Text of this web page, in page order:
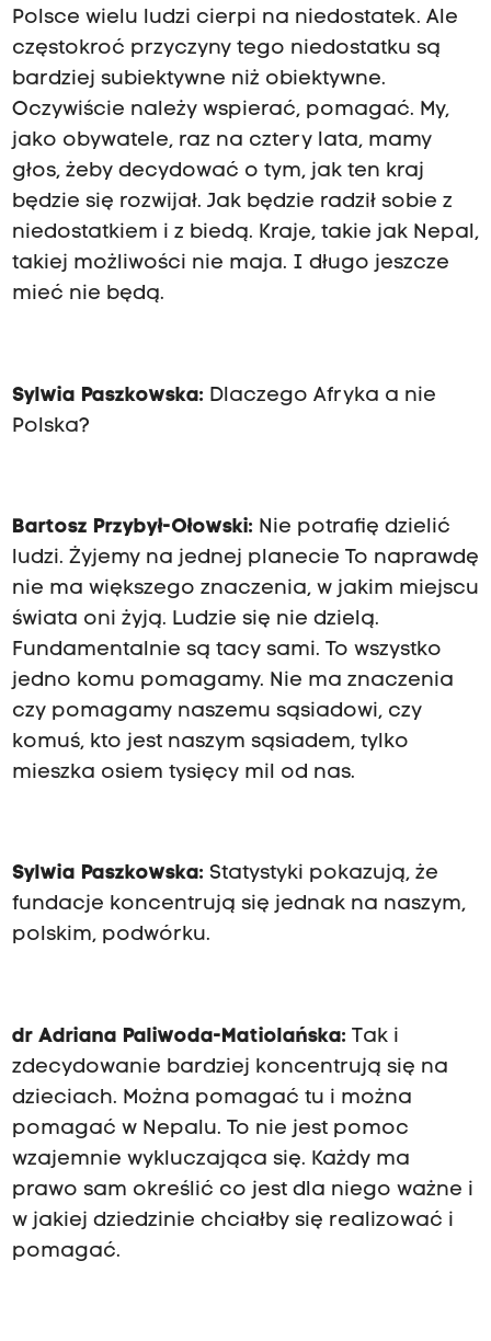
Polsce wielu ludzi cierpi na niedostatek. Ale
częstokroć przyczyny tego niedostatku są
bardziej subiektywne niż obiektywne.
Oczywiście należy wspierać, pomagać. My,
jako obywatele, raz na cztery lata, mamy
głos, żeby decydować o tym, jak ten kraj
będzie się rozwijał. Jak będzie radził sobie z
niedostatkiem i z biedą. Kraje, takie jak Nepal,
takiej możliwości nie maja. I długo jeszcze
mieć nie będą.
Sylwia Paszkowska: Dlaczego Afryka a nie
Polska?
Bartosz Przybył-Ołowski: Nie potrafię dzielić
ludzi. Żyjemy na jednej planecie To naprawdę
nie ma większego znaczenia, w jakim miejscu
świata oni żyją. Ludzie się nie dzielą.
Fundamentalnie są tacy sami. To wszystko
jedno komu pomagamy. Nie ma znaczenia
czy pomagamy naszemu sąsiadowi, czy
komuś, kto jest naszym sąsiadem, tylko
mieszka osiem tysięcy mil od nas.
Sylwia Paszkowska: Statystyki pokazują, że
fundacje koncentrują się jednak na naszym,
polskim, podwórku.
dr Adriana Paliwoda-Matiolańska: Tak i
zdecydowanie bardziej koncentrują się na
dzieciach. Można pomagać tu i można
pomagać w Nepalu. To nie jest pomoc
wzajemnie wykluczająca się. Każdy ma
prawo sam określić co jest dla niego ważne i
w jakiej dziedzinie chciałby się realizować i
pomagać.